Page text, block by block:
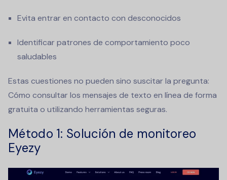
Evita entrar en contacto con desconocidos
Identificar patrones de comportamiento poco
saludables
Estas cuestiones no pueden sino suscitar la pregunta:
Cómo consultar los mensajes de texto en línea de forma
gratuita o utilizando herramientas seguras.
Método 1: Solución de monitoreo
Eyezy